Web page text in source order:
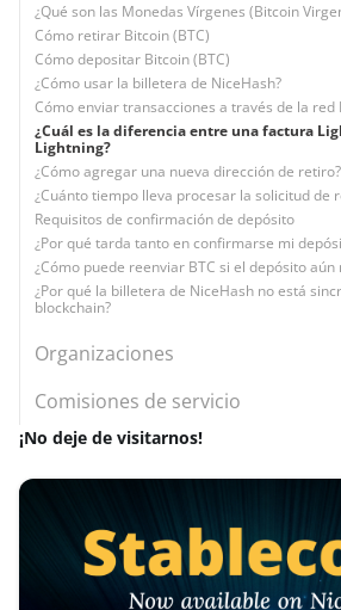
¿Qué son las Monedas Vírgenes (Bitcoin
Cómo retirar Bitcoin (BTC)
Cómo depositar Bitcoin (BTC)
¿Cómo usar la billetera de NiceHash?
Cómo enviar transacciones a través de la red
¿Cuál es la diferencia entre una factura
Lightning?
¿Cómo agregar una nueva dirección de retiro?
¿Cuánto tiempo lleva procesar la solicitud de
Requisitos de confirmación de depósito
¿Por qué tarda tanto en confirmarse mi
¿Cómo puede reenviar BTC si el depósito
¿Por qué la billetera de NiceHash no está
blockchain?
Organizaciones
Comisiones de servicio
¡No deje de visitarnos!